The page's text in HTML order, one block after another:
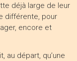
déjà large de leur
différente, pour
encore et
au départ, qu’une